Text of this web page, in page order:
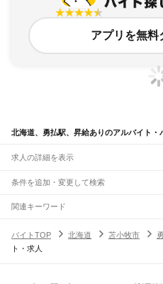
アプリを無料
北海道、勇払駅、昇給ありのアルバイト・
求人の詳細を表示
条件を追加・変更して検索
市区町村を追加・変更
北海道すべて
札幌市
駅を追加・変更
職種を追加・変更
関連キーワード
バイトTOP
北海道 苫小牧市
ト・求人